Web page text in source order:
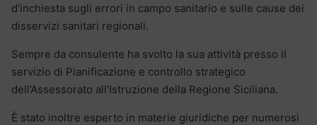
d’inchiesta sugli errori in campo sanitario e sulle cause dei
disservizi sanitari regionali.
Sempre da consulente ha svolto la sua attività presso il
servizio di Pianificazione e controllo strategico
dell’Assessorato all’Istruzione della Regione Siciliana.
È stato inoltre esperto in materie giuridiche per numerosi